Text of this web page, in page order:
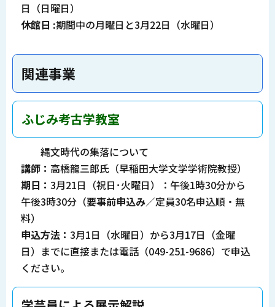
日（日曜日）
休館日 :期間中の月曜日と3月22日（水曜日）
関連事業
ふじみ考古学教室
縄文時代の集落について
講師： 高橋龍三郎氏（早稲田大学文学学術院教授）
期日： 3月21日（祝日･火曜日）：午後1時30分から
午後3時30分（要事前申込み／定員30名申込順・無
料）
申込方法： 3月1日（水曜日）から3月17日（金曜
日）までに直接または電話（049-251-9686）で申込
ください。